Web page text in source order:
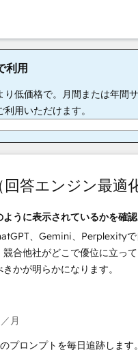
利用
り低価格で。月間または年
用いただけます。
答エンジン最適化
うに表示されているかを確
、Gemini、Perplexity
合他社がどこで優位に立っ
かが明らかになります。
／月
プロンプトを毎日追跡します